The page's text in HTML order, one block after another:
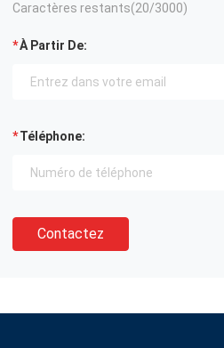
Caractères restants(20/3000)
À Partir De:
Téléphone:
Contactez